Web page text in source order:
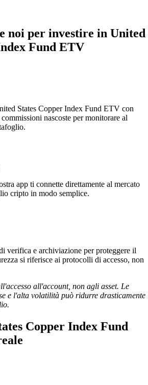
noi per investire in United
Fund ETV
States Copper Index Fund ETV con
nascoste per monitorare al
app ti connette direttamente al mercato
cripto in modo semplice.
verifica e archiviazione per proteggere il
si riferisce ai protocolli di accesso, non
all'account, non agli asset. Le
e l'alta volatilità può ridurre drasticamente
Copper Index Fund